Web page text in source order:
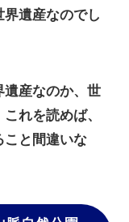
遺産なのでし
遺産なのか、世
れを読めば、
こと間違いな